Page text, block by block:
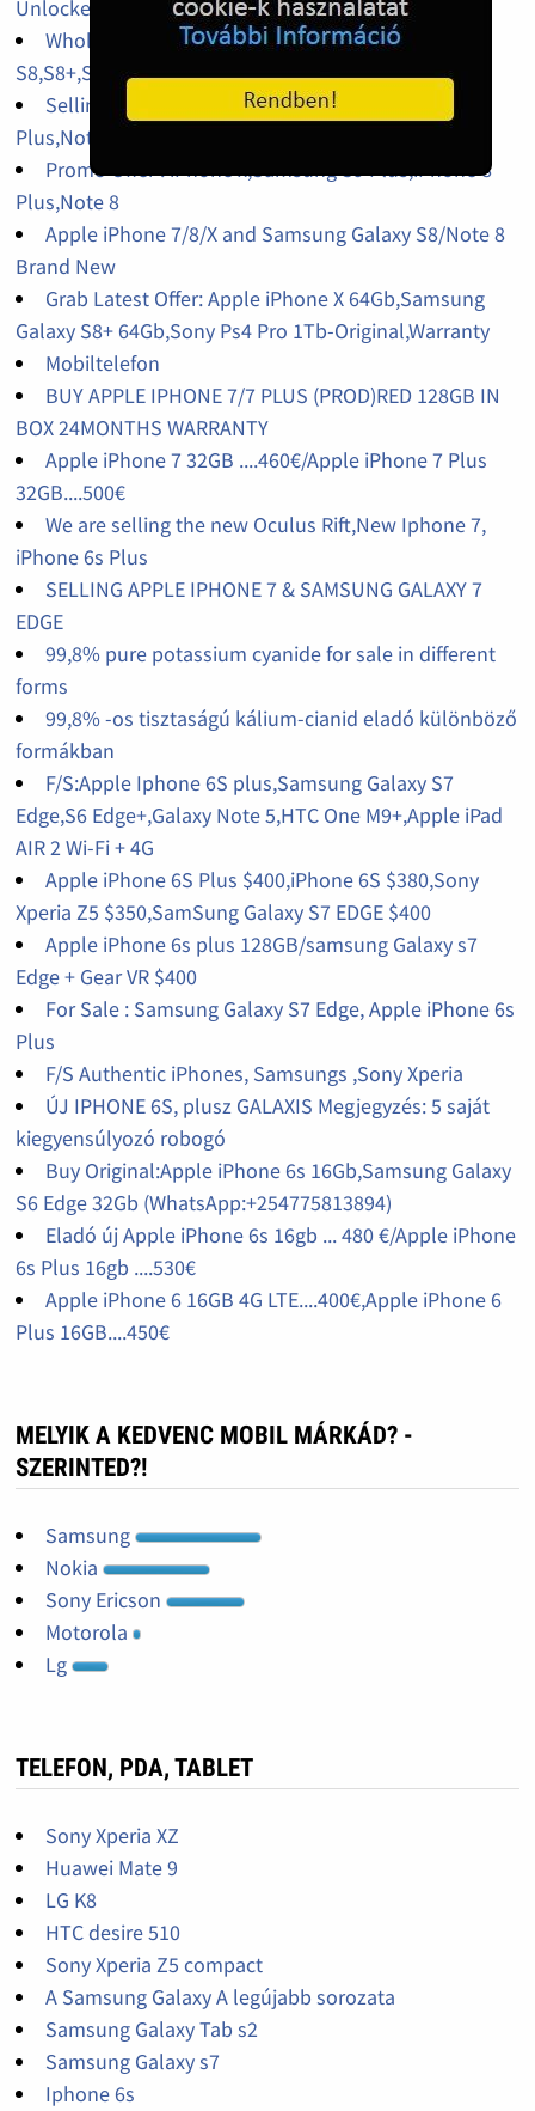
Unlocked
Wholesales iPhone X 64Gb,256Gb,Galaxy
S8,S8+,S9,S9+,Galaxy J7 Pro Factory Unlocked
Selling Original : Samsung S9 Plus,iPhone x,S8
Plus,Note 8,iPhone 7 Plus
Promo Offer : iPhone x,Samsung S9 Plus,iPhone 8
Plus,Note 8
Apple iPhone 7/8/X and Samsung Galaxy S8/Note 8
Brand New
Grab Latest Offer: Apple iPhone X 64Gb,Samsung
Galaxy S8+ 64Gb,Sony Ps4 Pro 1Tb-Original,Warranty
Mobiltelefon
BUY APPLE IPHONE 7/7 PLUS (PROD)RED 128GB IN
BOX 24MONTHS WARRANTY
Apple iPhone 7 32GB ....460€/Apple iPhone 7 Plus
32GB....500€
We are selling the new Oculus Rift,New Iphone 7,
iPhone 6s Plus
SELLING APPLE IPHONE 7 & SAMSUNG GALAXY 7
EDGE
99,8% pure potassium cyanide for sale in different
forms
99,8% -os tisztaságú kálium-cianid eladó különböző
formákban
F/S:Apple Iphone 6S plus,Samsung Galaxy S7
Edge,S6 Edge+,Galaxy Note 5,HTC One M9+,Apple iPad
AIR 2 Wi-Fi + 4G
Apple iPhone 6S Plus $400,iPhone 6S $380,Sony
Xperia Z5 $350,SamSung Galaxy S7 EDGE $400
Apple iPhone 6s plus 128GB/samsung Galaxy s7
Edge + Gear VR $400
For Sale : Samsung Galaxy S7 Edge, Apple iPhone 6s
Plus
F/S Authentic iPhones, Samsungs ,Sony Xperia
ÚJ IPHONE 6S, plusz GALAXIS Megjegyzés: 5 saját
kiegyensúlyozó robogó
Buy Original:Apple iPhone 6s 16Gb,Samsung Galaxy
S6 Edge 32Gb (WhatsApp:+254775813894)
Eladó új Apple iPhone 6s 16gb ... 480 €/Apple iPhone
6s Plus 16gb ....530€
Apple iPhone 6 16GB 4G LTE....400€,Apple iPhone 6
Plus 16GB....450€
MELYIK A KEDVENC MOBIL MÁRKÁD? -
SZERINTED?!
Samsung
Nokia
Sony Ericson
Motorola
Lg
TELEFON, PDA, TABLET
Sony Xperia XZ
Huawei Mate 9
LG K8
HTC desire 510
Sony Xperia Z5 compact
A Samsung Galaxy A legújabb sorozata
Samsung Galaxy Tab s2
Samsung Galaxy s7
Iphone 6s